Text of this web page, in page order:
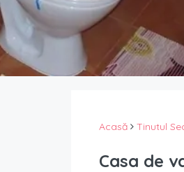
Acasă Tinutul
Casa de